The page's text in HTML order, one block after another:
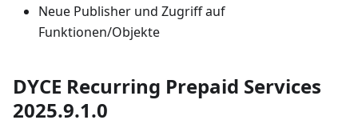
Neue Publisher und Zugriff auf
Funktionen/Objekte
DYCE Recurring Prepaid Services
2025.9.1.0